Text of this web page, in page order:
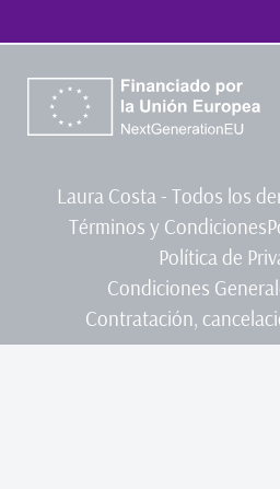
Laura Costa - Todos los
Términos y Condiciones
Política de
Condiciones
Contratación,